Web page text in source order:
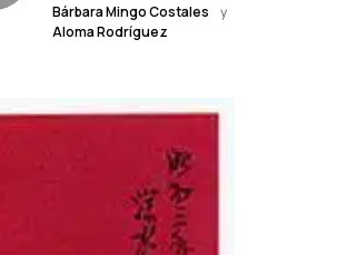
Bárbara Mingo Costales
y
Aloma Rodríguez